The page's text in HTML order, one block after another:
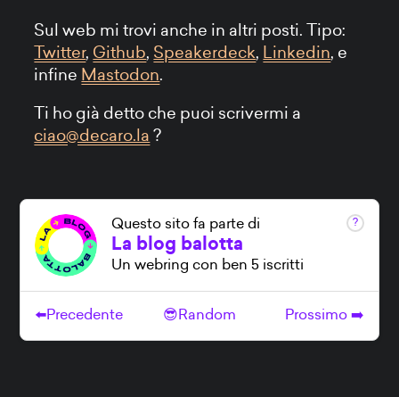
Sul web mi trovi anche in altri posti. Tipo:
Twitter, Github, Speakerdeck, Linkedin, e
infine Mastodon.
Ti ho già detto che puoi scrivermi a
ciao@decaro.la ?